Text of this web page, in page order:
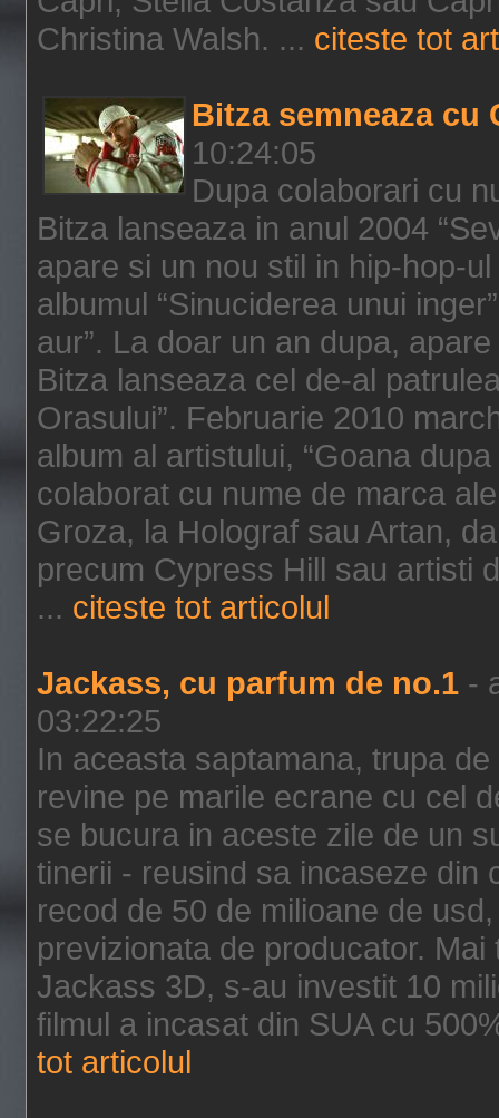
Christina Walsh. ... citeste tot
Bitza semneaza cu
10:24:05
Dupa colaborari cu
Bitza lanseaza in anul 2004
apare si un nou stil in hip-hop-
albumul “Sinuciderea unui
aur”. La doar un an dupa,
Bitza lanseaza cel de-al
Orasului”. Februarie 2010
album al artistului, “Goana
colaborat cu nume de marca
Groza, la Holograf sau Artan,
precum Cypress Hill sau artisti
... citeste tot articolul
Jackass, cu parfum de no.1 -
03:22:25
In aceasta saptamana, trupa
revine pe marile ecrane cu cel
se bucura in aceste zile de un
tinerii - reusind sa incaseze din
recod de 50 de milioane de
previzionata de producator.
Jackass 3D, s-au investit 10
filmul a incasat din SUA cu
tot articolul